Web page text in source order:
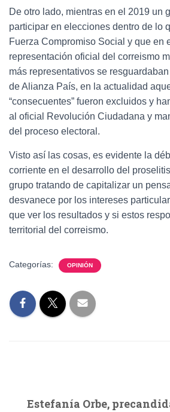
De otro lado, mientras en el 2019 un
participar en elecciones dentro de lo
Fuerza Compromiso Social y que en
representación oficial del correismo
más representativos se
de Alianza País, en la actualidad
“consecuentes” fueron excluidos y
al oficial Revolución Ciudadana y
del proceso electoral.
Visto así las cosas, es evidente la
corriente en el desarrollo del
grupo tratando de capitalizar un
desvanece por los intereses
que ver los resultados y si estos
territorial del correismo.
Categorías: OPINIÓN
Estefanía Orbe,